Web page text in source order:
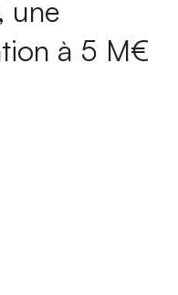
une
à 5 M€